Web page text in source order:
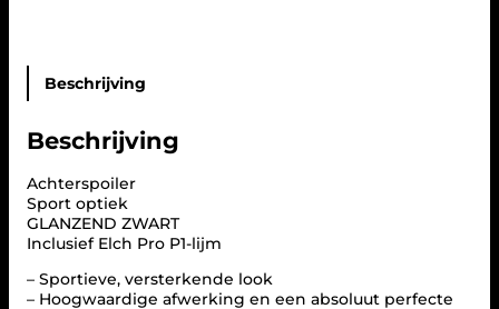
s
a
s
:
€
1
2
p
i
e
l
i
p
g
a
n
Beschrijving
Beschrijving
Achterspoiler
Sport optiek
GLANZEND ZWART
Inclusief Elch Pro P1-lijm
– Sportieve, versterkende look
– Hoogwaardige afwerking en een absoluut perfecte